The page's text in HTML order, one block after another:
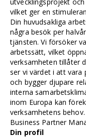
utvecklingsprojekt
vilket ger en
Din huvudsakliga
några besök per
tjänsten. Vi försöker
arbetssätt, vilket
verksamheten tillåter
ser vi värdet i att
och bygger djupare
interna
inom Europa kan
verksamhetens
Business Partner
Din profil